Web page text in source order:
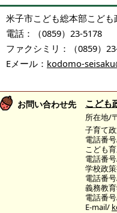
米子市こども総本部こど
電話：（0859）23-5178
ファクシミリ：（0859）
Eメール： kodomo-
お問い合わせ先 こども
所在地/
子育て
電話番
こども
電話番
学校政
電話番
義務教
電話番
E-mail/